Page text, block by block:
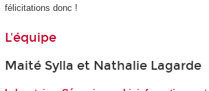
félicitations donc !
L'équipe
Maité Sylla et Nathalie Lagarde